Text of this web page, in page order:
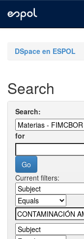
navigationDSpace en ESPOL
Search
Search:
for
Current filters: